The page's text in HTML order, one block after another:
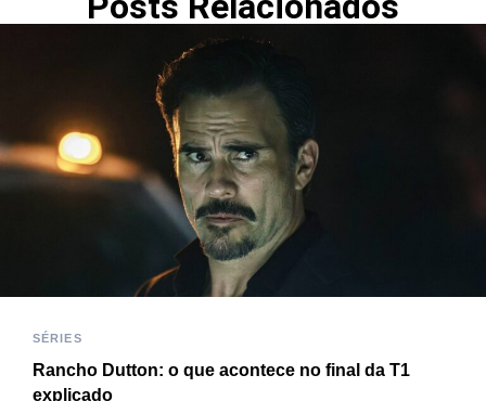
SÉRIES
Rancho Dutton: o que acontece no final da T1
explicado